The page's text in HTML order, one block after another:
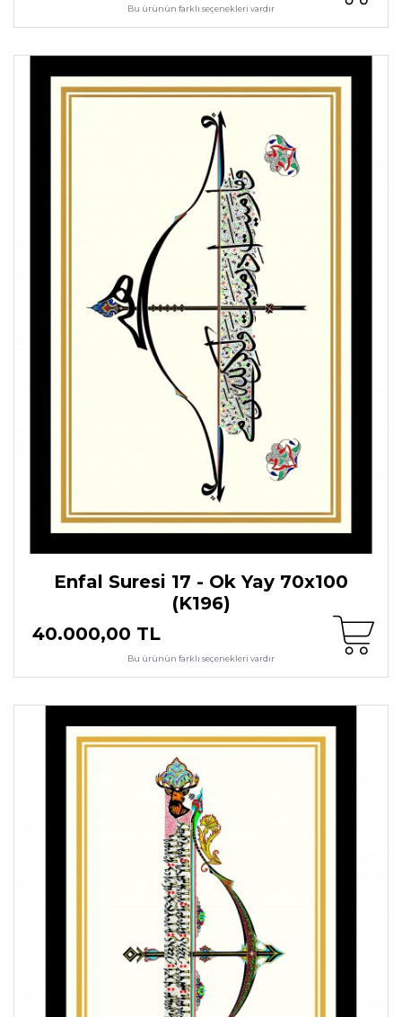
Bu ürünün farklı seçenekleri vardır
Enfal Suresi 17 - Ok Yay 70x100
(K196)
40.000,00 TL
Bu ürünün farklı seçenekleri vardır